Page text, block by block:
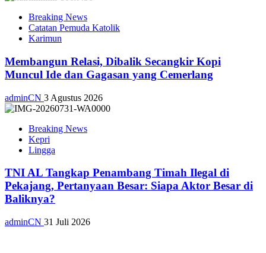
Breaking News
Catatan Pemuda Katolik
Karimun
Membangun Relasi, Dibalik Secangkir Kopi
Muncul Ide dan Gagasan yang Cemerlang
adminCN 3 Agustus 2026
Breaking News
Kepri
Lingga
TNI AL Tangkap Penambang Timah Ilegal di
Pekajang, Pertanyaan Besar: Siapa Aktor Besar di
Baliknya?
adminCN 31 Juli 2026